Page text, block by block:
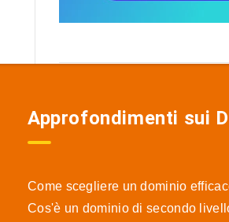
Approfondimenti sui
Come scegliere un dominio
Cos'è un dominio di secondo